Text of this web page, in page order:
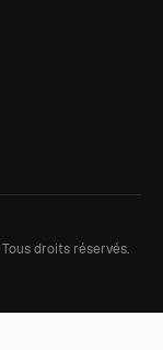
Tous droits réservés.